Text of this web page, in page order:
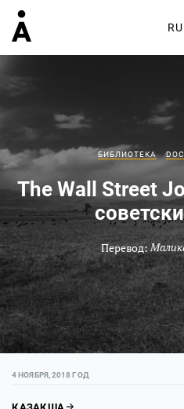
RU
БИБЛИОТЕКА
The Wall Street
Перевод:
4 НОЯБРЯ, 2018 ГОД